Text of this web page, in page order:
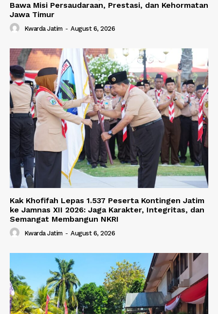
Bawa Misi Persaudaraan, Prestasi, dan Kehormatan
Jawa Timur
Kwarda Jatim - August 6, 2026
Kak Khofifah Lepas 1.537 Peserta Kontingen Jatim
ke Jamnas XII 2026: Jaga Karakter, Integritas, dan
Semangat Membangun NKRI
Kwarda Jatim - August 6, 2026